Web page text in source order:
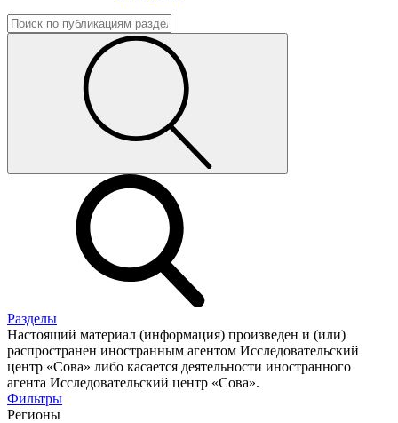
Разделы
Настоящий материал (информация) произведен и (или)
распространен иностранным агентом Исследовательский
центр «Сова» либо касается деятельности иностранного
агента Исследовательский центр «Сова».
Фильтры
Регионы